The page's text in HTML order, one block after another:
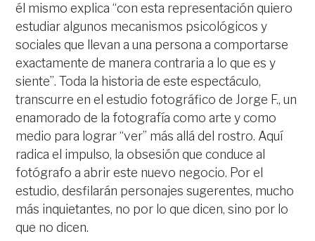
él mismo explica “con esta representación quiero
estudiar algunos mecanismos psicológicos y
sociales que llevan a una persona a comportarse
exactamente de manera contraria a lo que es y
siente”. Toda la historia de este espectáculo,
transcurre en el estudio fotográfico de Jorge F., un
enamorado de la fotografía como arte y como
medio para lograr “ver” más allá del rostro. Aquí
radica el impulso, la obsesión que conduce al
fotógrafo a abrir este nuevo negocio. Por el
estudio, desfilarán personajes sugerentes, mucho
más inquietantes, no por lo que dicen, sino por lo
que no dicen.